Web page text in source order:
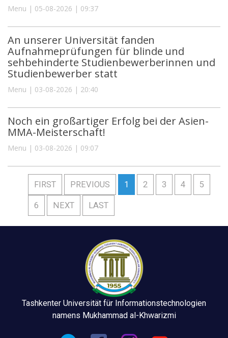
Menu | 05-08-2026 | 09:37
An unserer Universität fanden
Aufnahmeprüfungen für blinde und
sehbehinderte Studienbewerberinnen und
Studienbewerber statt
Menu | 03-08-2026 | 20:40
Noch ein großartiger Erfolg bei der Asien-
MMA-Meisterschaft!
Menu | 03-08-2026 | 09:07
FIRST PREVIOUS 1 2 3 4 5
6 NEXT LAST
Tashkenter Universität für Informationstechnologien
namens Mukhammad al-Khwarizmi